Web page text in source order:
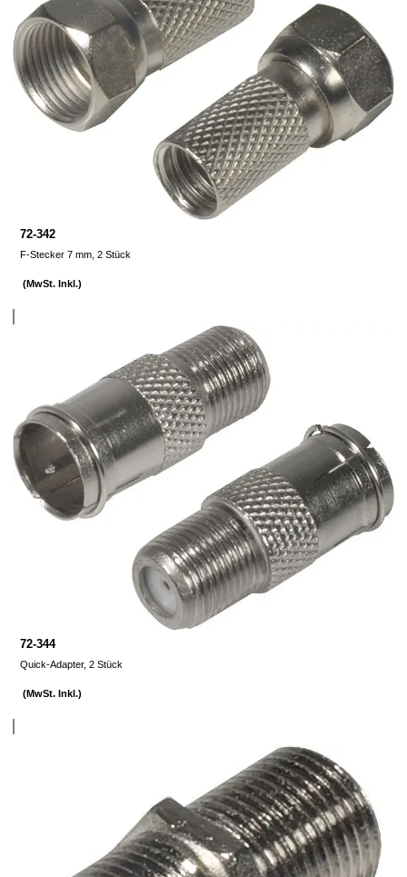
72-342
F-Stecker 7 mm, 2 Stück
(MwSt. Inkl.)
72-344
Quick-Adapter, 2 Stück
(MwSt. Inkl.)